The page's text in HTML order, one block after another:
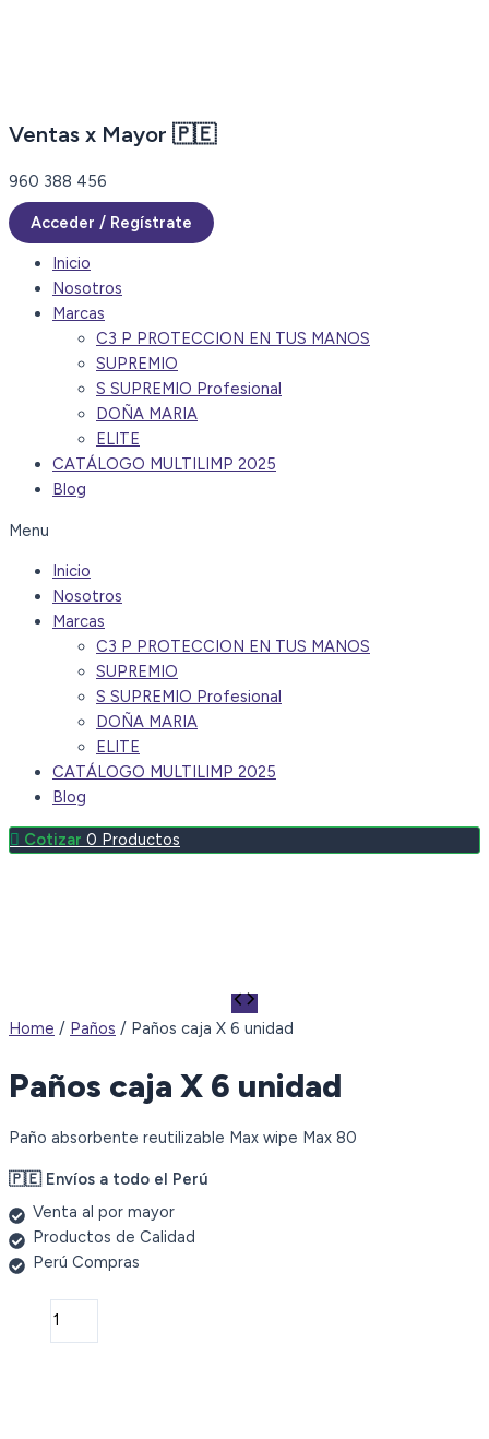
Ventas x Mayor 🇵🇪
960 388 456
Acceder / Regístrate
Inicio
Nosotros
Marcas
C3 P PROTECCION EN TUS MANOS
SUPREMIO
S SUPREMIO Profesional
DOÑA MARIA
ELITE
CATÁLOGO MULTILIMP 2025
Blog
Menu
Inicio
Nosotros
Marcas
C3 P PROTECCION EN TUS MANOS
SUPREMIO
S SUPREMIO Profesional
DOÑA MARIA
ELITE
CATÁLOGO MULTILIMP 2025
Blog
0 Productos
Home / Paños / Paños caja X 6 unidad
Paños caja X 6 unidad
Paño absorbente reutilizable Max wipe Max 80
🇵🇪 Envíos a todo el Perú
Venta al por mayor
Productos de Calidad
Perú Compras